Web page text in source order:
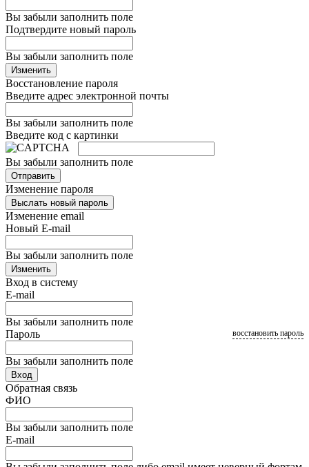
Вы забыли заполнить поле
Подтвердите новый пароль
Вы забыли заполнить поле
Изменить
Восстановление пароля
Введите адрес электронной почты
Вы забыли заполнить поле
Введите код с картинки
Вы забыли заполнить поле
Отправить
Изменение пароля
Выслать новый пароль
Изменение email
Новый E-mail
Вы забыли заполнить поле
Изменить
Вход в систему
E-mail
Вы забыли заполнить поле
Пароль
Вы забыли заполнить поле
восстановить пароль
Вход
Обратная связь
ФИО
Вы забыли заполнить поле
E-mail